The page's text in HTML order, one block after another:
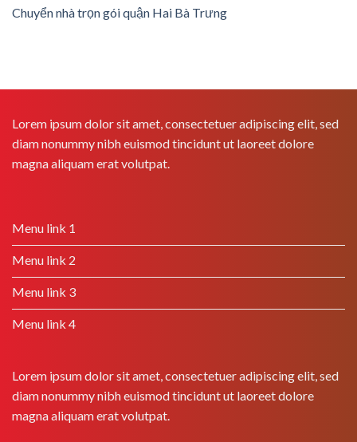
Chuyển nhà trọn gói quận Hai Bà Trưng
Lorem ipsum dolor sit amet, consectetuer adipiscing elit, sed
diam nonummy nibh euismod tincidunt ut laoreet dolore
magna aliquam erat volutpat.
Menu link 1
Menu link 2
Menu link 3
Menu link 4
Lorem ipsum dolor sit amet, consectetuer adipiscing elit, sed
diam nonummy nibh euismod tincidunt ut laoreet dolore
magna aliquam erat volutpat.